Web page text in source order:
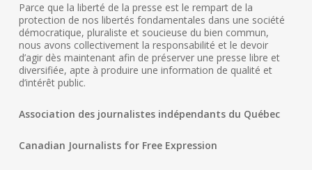
Parce que la liberté de la presse est le rempart de la
protection de nos libertés fondamentales dans une société
démocratique, pluraliste et soucieuse du bien commun,
nous avons collectivement la responsabilité et le devoir
d’agir dès maintenant afin de préserver une presse libre et
diversifiée, apte à produire une information de qualité et
d’intérêt public.
Association des journalistes indépendants du Québec
Canadian Journalists for Free Expression